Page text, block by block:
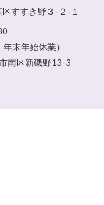
すすき野３-２-１
末年始休業）
南区新磯野13-3